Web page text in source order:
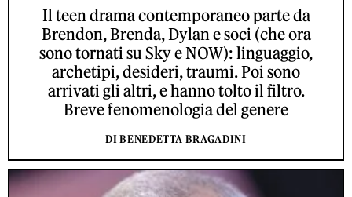
Il teen drama contemporaneo parte da
Brendon, Brenda, Dylan e soci (che ora
sono tornati su Sky e NOW): linguaggio,
archetipi, desideri, traumi. Poi sono
arrivati gli altri, e hanno tolto il filtro.
Breve fenomenologia del genere
DI BENEDETTA BRAGADINI